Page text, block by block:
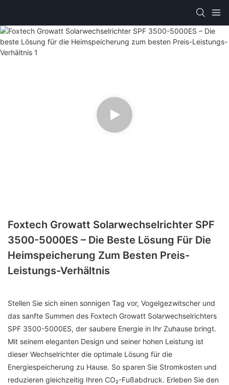
Foxtech Growatt Solarwechselrichter SPF
3500-5000ES – Die Beste Lösung Für Die
Heimspeicherung Zum Besten Preis-
Leistungs-Verhältnis
Stellen Sie sich einen sonnigen Tag vor, Vogelgezwitscher und
das sanfte Summen des Foxtech Growatt Solarwechselrichters
SPF 3500-5000ES, der saubere Energie in Ihr Zuhause bringt.
Mit seinem eleganten Design und seiner hohen Leistung ist
dieser Wechselrichter die optimale Lösung für die
Energiespeicherung zu Hause. So sparen Sie Stromkosten und
reduzieren gleichzeitig Ihren CO₂-Fußabdruck. Erleben Sie den